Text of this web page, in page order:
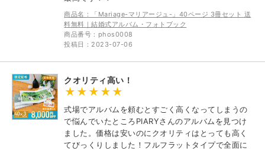
商品名：「Mariage-マリアージュ-」40ページ 3冊セット 送
料無料｜結婚式アルバム・フォトブック
商品番号：phos0008
投稿日：2023-07-06
クオリティ高い！
式場でアルバムを頼むとすごく高くなってしまうの
で悩んでいたところPIARYさんのアルバムを見つけ
ました。価格は安いのにクオリティはとっても高く
てびっくりしました！フルフラットタイプで全面に